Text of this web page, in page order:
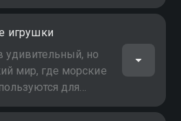
игрушки
удивительный, но
мир, где морские
для
шоу и